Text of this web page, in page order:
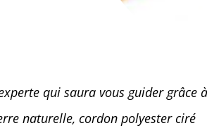
qui saura vous guider grâce
naturelle, cordon polyester ciré